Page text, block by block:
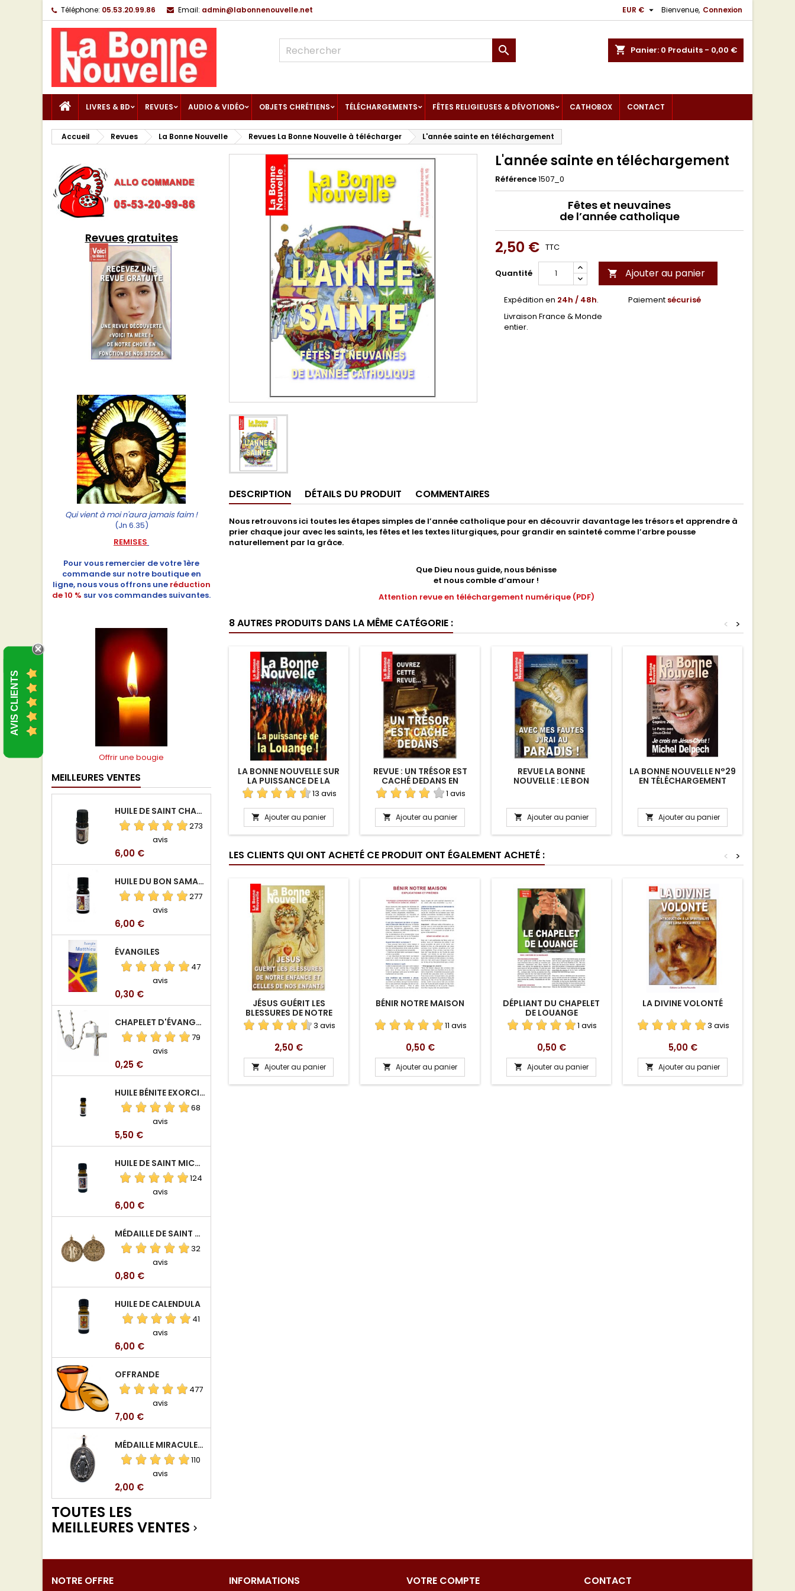
Téléphone: 05.53.20.99.86 Email: admin@labonnenouvelle.net Bienvenue, Connexion
EUR € 
shopping_cart Panier: 0 Produits - 0,00 €

LIVRES & BD REVUES AUDIO & VIDÉO OBJETS CHRÉTIENS TÉLÉCHARGEMENTS FÊTES RELIGIEUSES & DÉVOTIONS CATHOBOX CONTACT
Accueil Revues La Bonne Nouvelle Revues La Bonne Nouvelle à télécharger L'année sainte en téléchargement
Revues gratuites
Qui vient à moi n'aura jamais faim !
(Jn 6.35)
REMISES
Pour vous remercier de votre 1ère
commande sur notre boutique en
ligne, nous vous offrons une réduction
de 10 % sur vos commandes suivantes.
Offrir une bougie
MEILLEURES VENTES
HUILE DE SAINT CHARBEL
273
avis
Prix
6,00 €
HUILE DU BON SAMARITAIN
277
avis
Prix
6,00 €
ÉVANGILES
47
avis
Prix
0,30 €
CHAPELET D'ÉVANGÉLISATION
79
avis
Prix
0,25 €
HUILE BÉNITE EXORCISÉE
68
avis
Prix
5,50 €
HUILE DE SAINT MICHEL ARCHANGE
124
avis
Prix
6,00 €
MÉDAILLE DE SAINT BENOIT EN ALUMINIUM
32
avis
Prix
0,80 €
HUILE DE CALENDULA
41
avis
Prix
6,00 €
OFFRANDE
477
avis
Prix
7,00 €
MÉDAILLE MIRACULEUSE DE VIERGE DE LA RUE DU BAC
110
avis
Prix
2,00 €
TOUTES LES
MEILLEURES VENTES 
L'année sainte en téléchargement
Référence1507_0
Fêtes et neuvaines
de l’année catholique
2,50 € TTC
Quantité  Ajouter au panier
Expédition en 24h / 48h.
Livraison France & Monde
entier.
Paiement sécurisé
DESCRIPTION DÉTAILS DU PRODUIT COMMENTAIRES
Nous retrouvons ici toutes les étapes simples de l’année catholique pour en découvrir davantage les trésors et apprendre à
prier chaque jour avec les saints, les fêtes et les textes liturgiques, pour grandir en sainteté comme l’arbre pousse
naturellement par la grâce.
Que Dieu nous guide, nous bénisse
et nous comble d’amour !
Attention revue en téléchargement numérique (PDF)
8 AUTRES PRODUITS DANS LA MÊME CATÉGORIE : >
<
LA BONNE NOUVELLE SUR
LA PUISSANCE DE LA
LOUANGE EN
TÉLÉCHARGEMENT
13 avis
 Ajouter au panier
REVUE : UN TRÉSOR EST
CACHÉ DEDANS EN
TÉLÉCHARGEMENT
1 avis
 Ajouter au panier
REVUE LA BONNE
NOUVELLE : LE BON
 Ajouter au panier
LA BONNE NOUVELLE N°29
EN TÉLÉCHARGEMENT
 Ajouter au panier
LES CLIENTS QUI ONT ACHETÉ CE PRODUIT ONT ÉGALEMENT ACHETÉ : >
<
JÉSUS GUÉRIT LES
BLESSURES DE NOTRE
ENFANCE..
TÉLÉCHARGEMENT
3 avis
Prix
2,50 €
 Ajouter au panier
BÉNIR NOTRE MAISON
11 avis
Prix
0,50 €
 Ajouter au panier
DÉPLIANT DU CHAPELET
DE LOUANGE
1 avis
Prix
0,50 €
 Ajouter au panier
LA DIVINE VOLONTÉ
3 avis
Prix
5,00 €
 Ajouter au panier
NOTRE OFFRE INFORMATIONS VOTRE COMPTE CONTACT
AVIS CLIENTS